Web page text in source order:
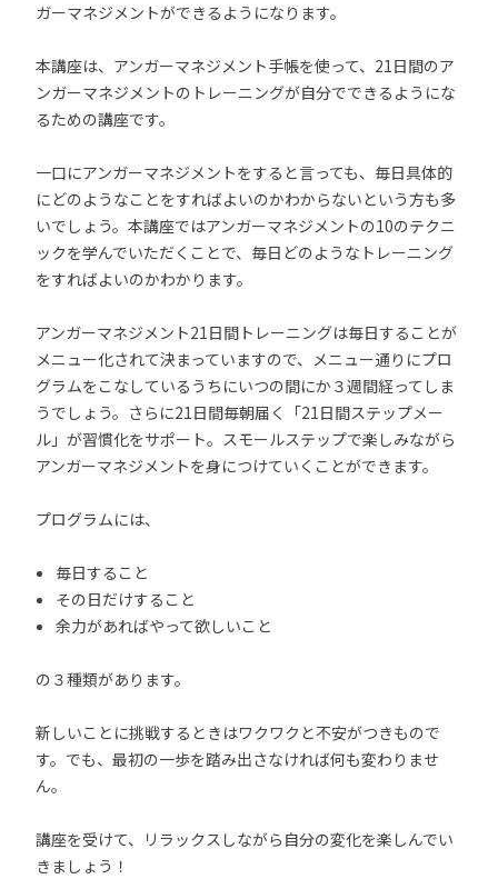
ガーマネジメントができるようになります。
本講座は、アンガーマネジメント手帳を使って、21日間のア
ンガーマネジメントのトレーニングが自分でできるようにな
るための講座です。
一口にアンガーマネジメントをすると言っても、毎日具体的
にどのようなことをすればよいのかわからないという方も多
いでしょう。本講座ではアンガーマネジメントの10のテクニ
ックを学んでいただくことで、毎日どのようなトレーニング
をすればよいのかわかります。
アンガーマネジメント21日間トレーニングは毎日することが
メニュー化されて決まっていますので、メニュー通りにプロ
グラムをこなしているうちにいつの間にか３週間経ってしま
うでしょう。さらに21日間毎朝届く「21日間ステップメー
ル」が習慣化をサポート。スモールステップで楽しみながら
アンガーマネジメントを身につけていくことができます。
プログラムには、
毎日すること
その日だけすること
余力があればやって欲しいこと
の３種類があります。
新しいことに挑戦するときはワクワクと不安がつきもので
す。でも、最初の一歩を踏み出さなければ何も変わりませ
ん。
講座を受けて、リラックスしながら自分の変化を楽しんでい
きましょう！